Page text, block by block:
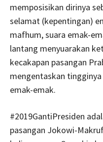
memposisikan dirinya
selamat (kepentingan)
mafhum, suara emak-
lantang menyuarakan
kecakapan pasangan
mengentaskan
emak-emak.
#2019GantiPresiden
pasangan Jokowi-